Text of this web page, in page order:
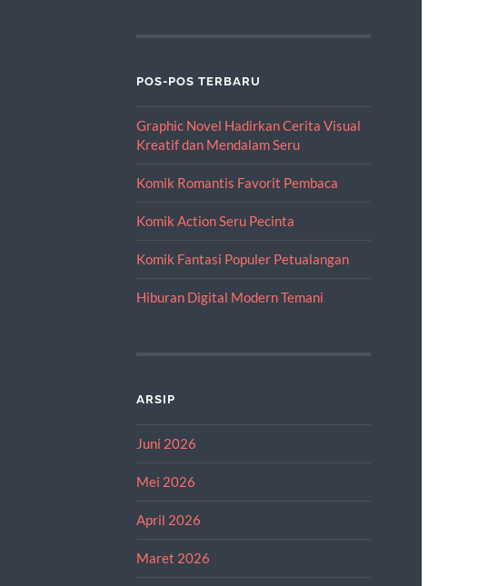
POS-POS TERBARU
Graphic Novel Hadirkan Cerita Visual
Kreatif dan Mendalam Seru
Komik Romantis Favorit Pembaca
Komik Action Seru Pecinta
Komik Fantasi Populer Petualangan
Hiburan Digital Modern Temani
ARSIP
Juni 2026
Mei 2026
April 2026
Maret 2026